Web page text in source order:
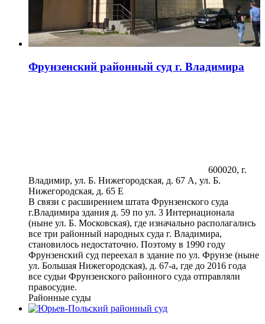
Фрунзенский районный суд г. Владимира
600020, г.
Владимир, ул. Б. Нижегородская, д. 67 А, ул. Б.
Нижегородская, д. 65 Е
В связи с расширением штата Фрунзенского суда
г.Владимира здания д. 59 по ул. 3 Интернационала
(ныне ул. Б. Московская), где изначально располагались
все три районный народных суда г. Владимира,
становилось недостаточно. Поэтому в 1990 году
Фрунзенский суд переехал в здание по ул. Фрунзе (ныне
ул. Большая Нижегородская), д. 67-а, где до 2016 года
все судьи Фрунзенского районного суда отправляли
правосудие.
Районные суды